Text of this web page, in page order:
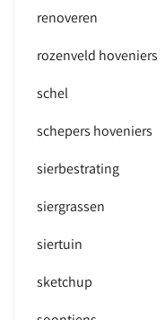
renoveren
rozenveld hoveniers
schel
schepers hoveniers
sierbestrating
siergrassen
siertuin
sketchup